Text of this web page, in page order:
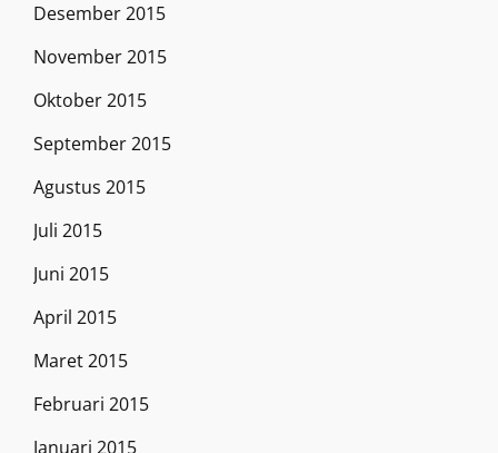
Desember 2015
November 2015
Oktober 2015
September 2015
Agustus 2015
Juli 2015
Juni 2015
April 2015
Maret 2015
Februari 2015
Januari 2015